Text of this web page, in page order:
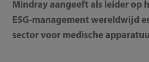
Mindray aangeeft als leider op
ESG-management wereldwijd
sector voor medische